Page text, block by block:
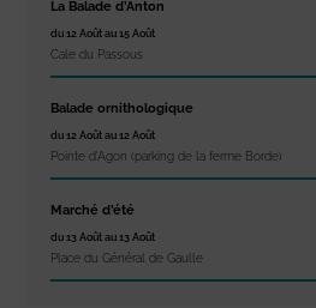
La Balade d’Anton
du 12 Août au 15 Août
Cale du Passous
Balade ornithologique
du 12 Août au 12 Août
Pointe d'Agon (parking de la ferme Borde)
Marché d’été
du 13 Août au 13 Août
Place du Général de Gaulle